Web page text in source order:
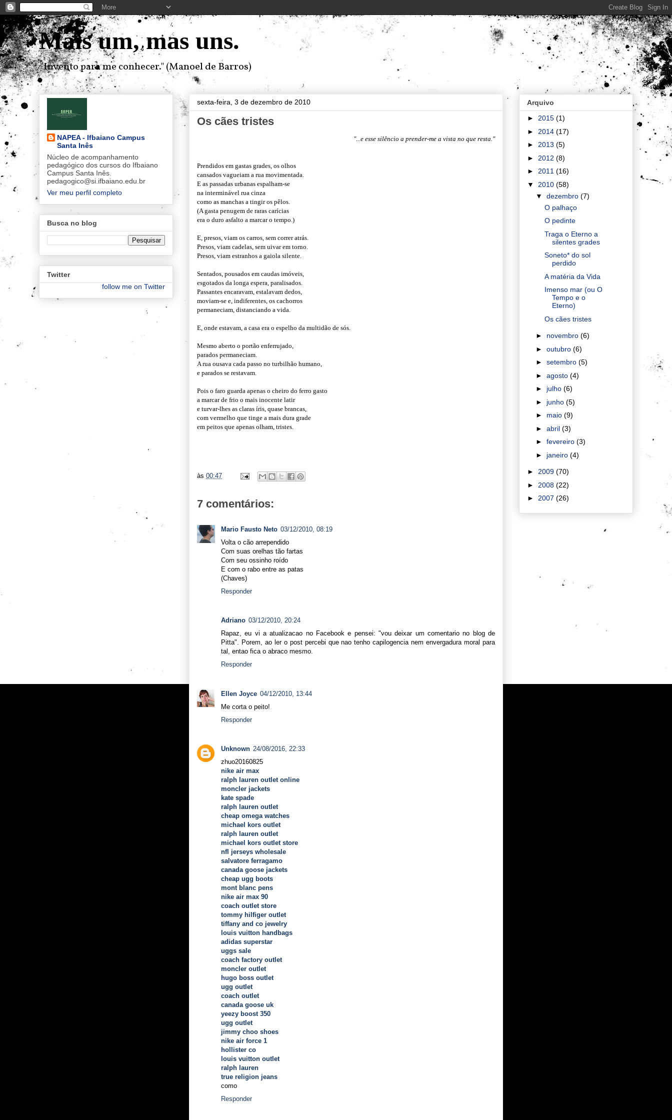
Mais um, mas uns.
"Invento para me conhecer." (Manoel de Barros)
sexta-feira, 3 de dezembro de 2010
Os cães tristes
"...e esse silêncio a prender-me a vista no que resta."
Prendidos em gastas grades, os olhos
cansados vagueiam a rua movimentada.
E as passadas urbanas espalham-se
na interminável rua cinza
como as manchas a tingir os pêlos.
(A gasta penugem de raras carícias
era o duro asfalto a marcar o tempo.)
E, presos, viam os carros, sem correr atrás.
Presos, viam cadelas, sem uivar em torno.
Presos, viam estranhos a gaiola silente.
Sentados, pousados em caudas imóveis,
esgotados da longa espera, paralisados.
Passantes encaravam, estalavam dedos,
moviam-se e, indiferentes, os cachorros
permaneciam, distanciando a vida.
E, onde estavam, a casa era o espelho da multidão de sós.
Mesmo aberto o portão enferrujado,
parados permaneciam.
A rua ousava cada passo no turbilhão humano,
e parados se restavam.
Pois o faro guarda apenas o cheiro do ferro gasto
a marcar de frio o mais inocente latir
e turvar-lhes as claras íris, quase brancas,
com vermelho que tinge a mais dura grade
em peitos que apenas olham, tristes.
às 00:47
7 comentários:
Mario Fausto Neto 03/12/2010, 08:19
Volta o cão arrependido
Com suas orelhas tão fartas
Com seu ossinho roído
E com o rabo entre as patas
(Chaves)
Responder
Adriano 03/12/2010, 20:24
Rapaz, eu vi a atualizacao no Facebook e pensei: "vou deixar um comentario no blog de
Pitta". Porem, ao ler o post percebi que nao tenho capilogencia nem envergadura moral para
tal, entao fica o abraco mesmo.
Responder
Ellen Joyce 04/12/2010, 13:44
Me corta o peito!
Responder
Unknown 24/08/2016, 22:33
zhuo20160825
nike air max
ralph lauren outlet online
moncler jackets
kate spade
ralph lauren outlet
cheap omega watches
michael kors outlet
ralph lauren outlet
michael kors outlet store
nfl jerseys wholesale
salvatore ferragamo
canada goose jackets
cheap ugg boots
mont blanc pens
nike air max 90
coach outlet store
tommy hilfiger outlet
tiffany and co jewelry
louis vuitton handbags
adidas superstar
uggs sale
coach factory outlet
moncler outlet
hugo boss outlet
ugg outlet
coach outlet
canada goose uk
yeezy boost 350
ugg outlet
jimmy choo shoes
nike air force 1
hollister co
louis vuitton outlet
ralph lauren
true religion jeans
como
Responder
NAPEA - Ifbaiano Campus
Santa Inês
Núcleo de acompanhamento
pedagógico dos cursos do Ifbaiano
Campus Santa Inês.
pedagogico@si.ifbaiano.edu.br
Ver meu perfil completo
Busca no blog
Twitter
follow me on Twitter
Arquivo
► 2015 (1)
► 2014 (17)
► 2013 (5)
► 2012 (8)
► 2011 (16)
▼ 2010 (58)
▼ dezembro (7)
O palhaço
O pedinte
Traga o Eterno a
silentes grades
Soneto* do sol
perdido
A matéria da Vida
Imenso mar (ou O
Tempo e o
Eterno)
Os cães tristes
► novembro (6)
► outubro (6)
► setembro (5)
► agosto (4)
► julho (6)
► junho (5)
► maio (9)
► abril (3)
► fevereiro (3)
► janeiro (4)
► 2009 (70)
► 2008 (22)
► 2007 (26)